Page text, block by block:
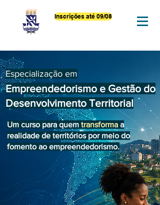
Inscrições até 09/08
Especialização em
Empreendedorismo e Gestão do
Desenvolvimento Territorial
Um curso para quem transforma a
realidade de territórios por meio do
fomento ao empreendedorismo.